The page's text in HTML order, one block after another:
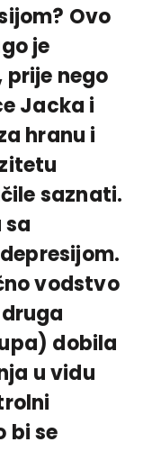
Ovo
je
nego
Jacka i
hranu i
saznati.
sa
vodstvo
dobila
u vidu
bi se